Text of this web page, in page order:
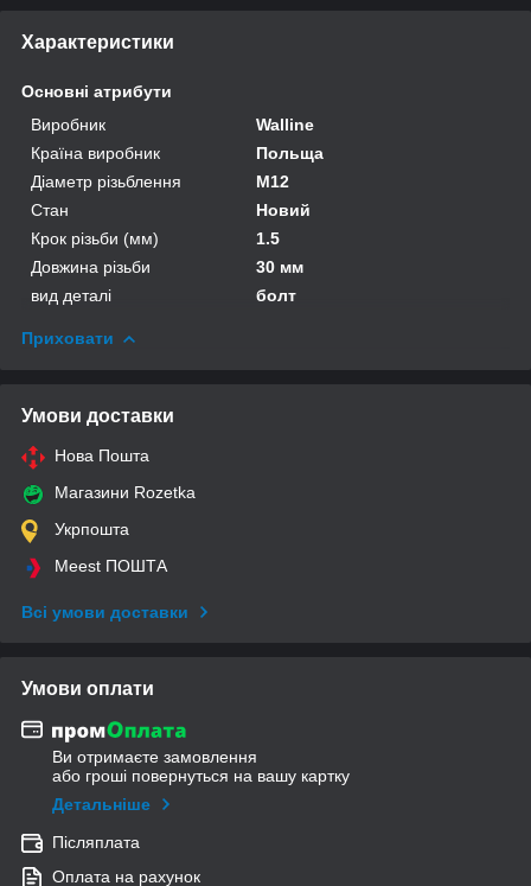
Характеристики
Основні атрибути
Виробник
Walline
Країна виробник
Польща
Діаметр різьблення
M12
Стан
Новий
Крок різьби (мм)
1.5
Довжина різьби
30 мм
вид деталі
болт
Приховати
Умови доставки
Нова Пошта
Магазини Rozetka
Укрпошта
Meest ПОШТА
Всі умови доставки
Умови оплати
Ви отримаєте замовлення
або гроші повернуться на вашу картку
Детальніше
Післяплата
Оплата на рахунок